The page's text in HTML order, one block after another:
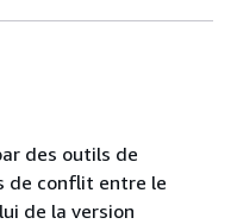
des outils de
de conflit entre le
de la version